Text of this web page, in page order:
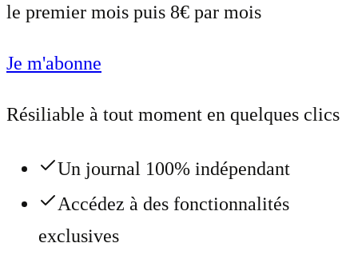
le premier mois puis 8€ par mois
Je m'abonne
Résiliable à tout moment en quelques clics
Un journal 100% indépendant
Accédez à des fonctionnalités
exclusives